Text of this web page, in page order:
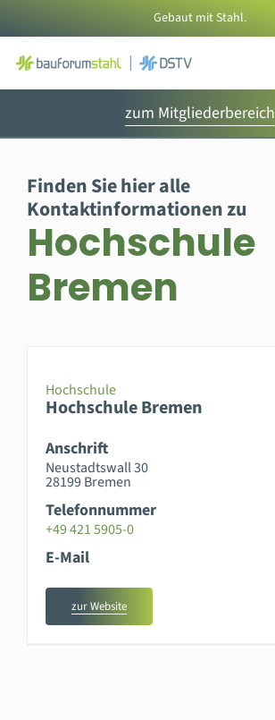
Inhalt
springen
Gebaut mit Stahl.
zum Mitgliederbereich
Finden Sie hier alle
Kontaktinformationen zu
Hochschule
Bremen
Hochschule
Hochschule Bremen
Anschrift
Neustadtswall 30
28199 Bremen
Telefonnummer
+49 421 5905-0
E-Mail
zur Website